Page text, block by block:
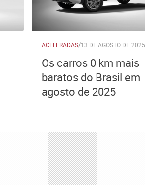
ACELERADAS/13 DE AGOSTO DE 2025
Os carros 0 km mais
baratos do Brasil em
agosto de 2025